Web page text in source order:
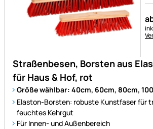
Straßenbesen, Borsten aus
für Haus & Hof, rot
Größe wählbar: 40cm, 60cm, 80cm,
Elaston-Borsten: robuste Kunstfaser für
feuchtes Kehrgut
Für Innen- und Außenbereich